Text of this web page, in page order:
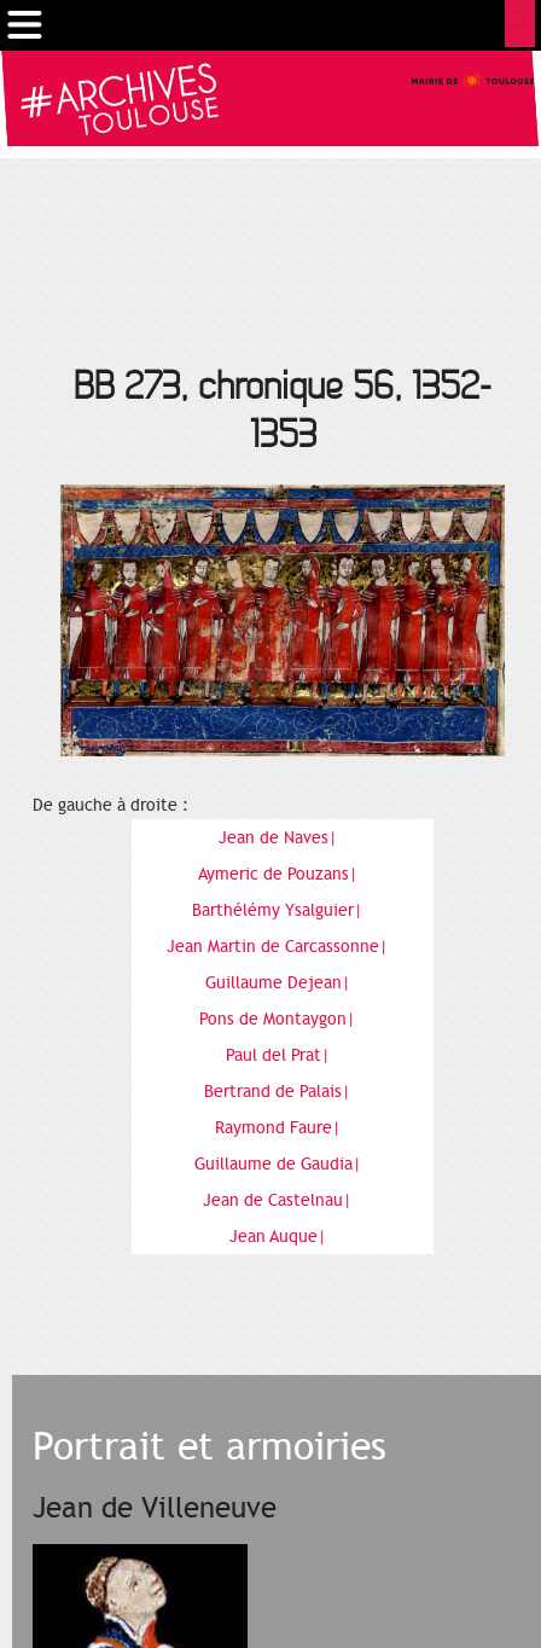
BB 273, chronique 56, 1352-
1353
De gauche à droite :
Jean de Naves|
Aymeric de Pouzans|
Barthélémy Ysalguier|
Jean Martin de Carcassonne|
Guillaume Dejean|
Pons de Montaygon|
Paul del Prat|
Bertrand de Palais|
Raymond Faure|
Guillaume de Gaudia|
Jean de Castelnau|
Jean Auque|
Portrait et armoiries
Jean de Villeneuve
Gestion de vos préférences sur les cookies